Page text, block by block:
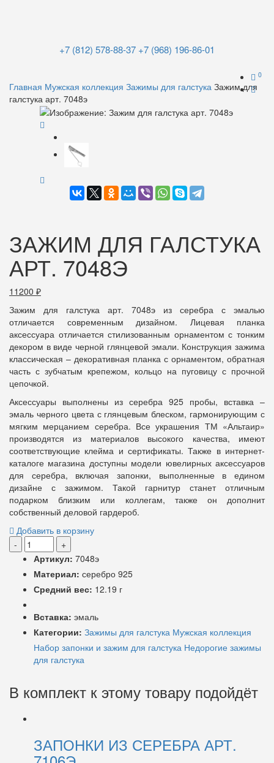
+7 (812) 578-88-37 +7 (968) 196-86-01
0
Главная Мужская коллекция Зажимы для галстука Зажим для
галстука арт. 7048э
ЗАЖИМ ДЛЯ ГАЛСТУКА
АРТ. 7048Э
11200 ₽
Зажим для галстука арт. 7048э из серебра с эмалью
отличается современным дизайном. Лицевая планка
аксессуара отличается стилизованным орнаментом с тонким
декором в виде черной глянцевой эмали. Конструкция зажима
классическая – декоративная планка с орнаментом, обратная
часть с зубчатым крепежом, кольцо на пуговицу с прочной
цепочкой.
Аксессуары выполнены из серебра 925 пробы, вставка –
эмаль черного цвета с глянцевым блеском, гармонирующим с
мягким мерцанием серебра. Все украшения ТМ «Альтаир»
производятся из материалов высокого качества, имеют
соответствующие клейма и сертификаты. Также в интернет-
каталоге магазина доступны модели ювелирных аксессуаров
для серебра, включая запонки, выполненные в едином
дизайне с зажимом. Такой гарнитур станет отличным
подарком близким или коллегам, также он дополнит
собственный деловой гардероб.
Добавить в корзину
-
+
Артикул: 7048э
Материал: серебро 925
Средний вес: 12.19 г
Вставка: эмаль
Категории: Зажимы для галстука Мужская коллекция
Набор запонки и зажим для галстука Недорогие зажимы
для галстука
В комплект к этому товару подойдёт
ЗАПОНКИ ИЗ СЕРЕБРА АРТ.